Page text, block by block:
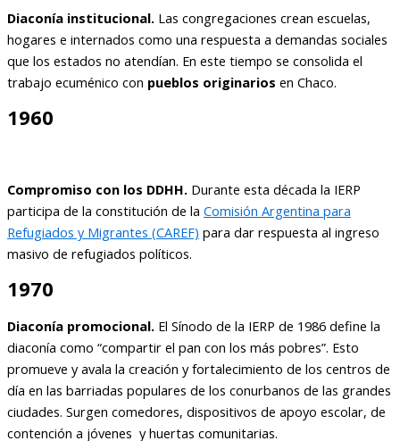
Diaconía institucional. Las congregaciones crean escuelas,
hogares e internados como una respuesta a demandas sociales
que los estados no atendían. En este tiempo se consolida el
trabajo ecuménico con pueblos originarios en Chaco.
1960
Compromiso con los DDHH. Durante esta década la IERP
participa de la constitución de la Comisión Argentina para
Refugiados y Migrantes (CAREF) para dar respuesta al ingreso
masivo de refugiados políticos.
1970
Diaconía promocional. El Sínodo de la IERP de 1986 define la
diaconía como “compartir el pan con los más pobres”. Esto
promueve y avala la creación y fortalecimiento de los centros de
día en las barriadas populares de los conurbanos de las grandes
ciudades. Surgen comedores, dispositivos de apoyo escolar, de
contención a jóvenes y huertas comunitarias.